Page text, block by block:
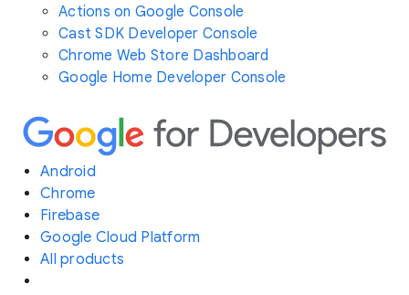
Actions on Google Console
Cast SDK Developer Console
Chrome Web Store Dashboard
Google Home Developer Console
Android
Chrome
Firebase
Google Cloud Platform
All products